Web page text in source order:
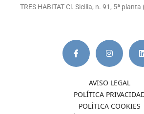
TRES HABITAT Cl. Sicilia, n. 91, 5ª
AVISO LEGAL
POLÍTICA
POLÍTICA COOKIES